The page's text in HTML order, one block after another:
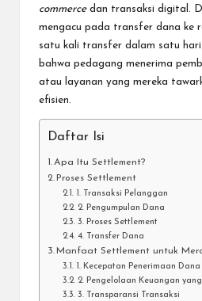
commercedan transaksi digital.
mengacu pada transfer dana ke
satu kali transfer dalam satu
bahwa pedagang menerima
atau layanan yang mereka
efisien.
Daftar Isi
Apa Itu Settlement?
Proses Settlement
1. Transaksi Pelanggan
2. Pengumpulan Dana
3. Proses Settlement
4. Transfer Dana
Manfaat Settlement untuk
1. Kecepatan Penerimaan Dana
2. Pengelolaan Keuangan
3. Transparansi Transaksi